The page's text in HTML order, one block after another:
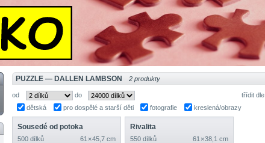
PUZZLE — DALLEN LAMBSON 2 produkty
od do
třídit dle
dětská
pro dospělé a starší děti fotografie kreslená/obrazy
Sousedé od potoka
500 dílků
61 × 45,7 cm
Rivalita
550 dílků
61 × 38,1 cm